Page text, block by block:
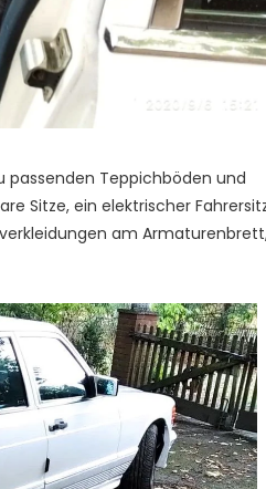
Teppichböden und
Sitze, ein elektrischer
am